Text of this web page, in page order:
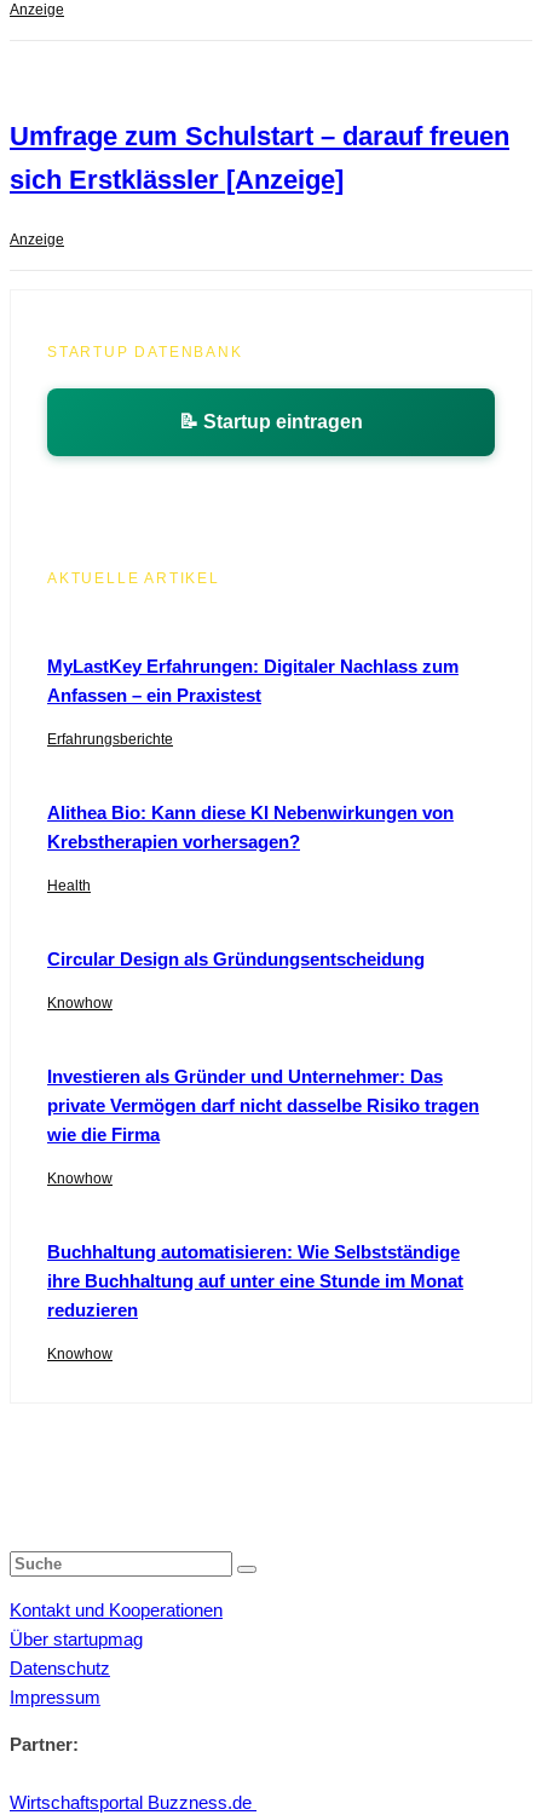
Anzeige
Umfrage zum Schulstart – darauf freuen
sich Erstklässler [Anzeige]
Anzeige
STARTUP DATENBANK
📝 Startup eintragen
AKTUELLE ARTIKEL
MyLastKey Erfahrungen: Digitaler Nachlass zum
Anfassen – ein Praxistest
Erfahrungsberichte
Alithea Bio: Kann diese KI Nebenwirkungen von
Krebstherapien vorhersagen?
Health
Circular Design als Gründungsentscheidung
Knowhow
Investieren als Gründer und Unternehmer: Das
private Vermögen darf nicht dasselbe Risiko tragen
wie die Firma
Knowhow
Buchhaltung automatisieren: Wie Selbstständige
ihre Buchhaltung auf unter eine Stunde im Monat
reduzieren
Knowhow
Kontakt und Kooperationen
Über startupmag
Datenschutz
Impressum
Partner:
Wirtschaftsportal Buzzness.de